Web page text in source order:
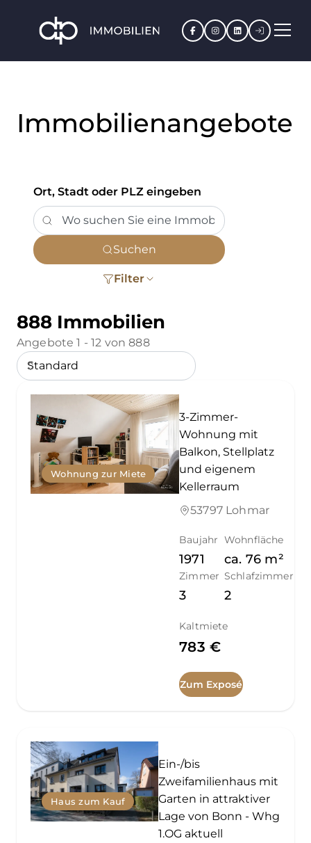
Facebook
Instagram
LinkedIn
Immobilienangebote
Ort, Stadt oder PLZ eingeben
Suchen
Filter
888 Immobilien
Angebote 1 - 12 von 888
Wohnung zur Miete
3-Zimmer-
Wohnung mit
Balkon, Stellplatz
und eigenem
Kellerraum
53797 Lohmar
Baujahr
1971
Wohnfläche
ca. 76 m²
Zimmer
3
Schlafzimmer
2
Kaltmiete
783 €
Zum Exposé
Haus zum Kauf
Ein-/bis
Zweifamilienhaus mit
Garten in attraktiver
Lage von Bonn - Whg
1.OG aktuell